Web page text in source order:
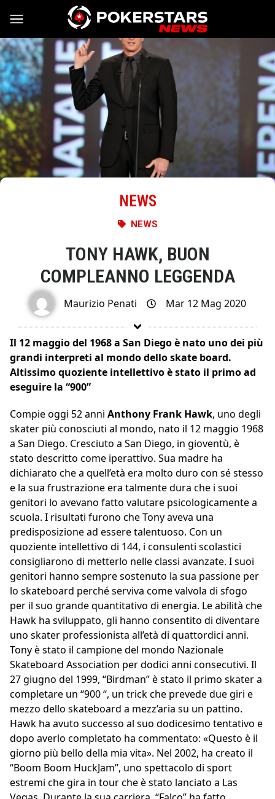
Vai al contenuto
NEWS
NEWS
TONY HAWK, BUON
COMPLEANNO LEGGENDA
Maurizio Penati Mar 12 Mag 2020
Il 12 maggio del 1968 a San Diego è nato uno dei più
grandi interpreti al mondo dello skate board.
Altissimo quoziente intellettivo è stato il primo ad
eseguire la “900”
Compie oggi 52 anni Anthony Frank Hawk, uno degli
skater più conosciuti al mondo, nato il 12 maggio 1968
a San Diego. Cresciuto a San Diego, in gioventù, è
stato descritto come iperattivo. Sua madre ha
dichiarato che a quell’età era molto duro con sé stesso
e la sua frustrazione era talmente dura che i suoi
genitori lo avevano fatto valutare psicologicamente a
scuola. I risultati furono che Tony aveva una
predisposizione ad essere talentuoso. Con un
quoziente intellettivo di 144, i consulenti scolastici
consigliarono di metterlo nelle classi avanzate. I suoi
genitori hanno sempre sostenuto la sua passione per
lo skateboard perché serviva come valvola di sfogo
per il suo grande quantitativo di energia. Le abilità che
Hawk ha sviluppato, gli hanno consentito di diventare
uno skater professionista all’età di quattordici anni.
Tony è stato il campione del mondo Nazionale
Skateboard Association per dodici anni consecutivi. Il
27 giugno del 1999, “Birdman” è stato il primo skater a
completare un “900 “, un trick che prevede due giri e
mezzo dello skateboard a mezz’aria su un pattino.
Hawk ha avuto successo al suo dodicesimo tentativo e
dopo averlo completato ha commentato: «Questo è il
giorno più bello della mia vita». Nel 2002, ha creato il
“Boom Boom HuckJam”, uno spettacolo di sport
estremi che gira in tour che è stato lanciato a Las